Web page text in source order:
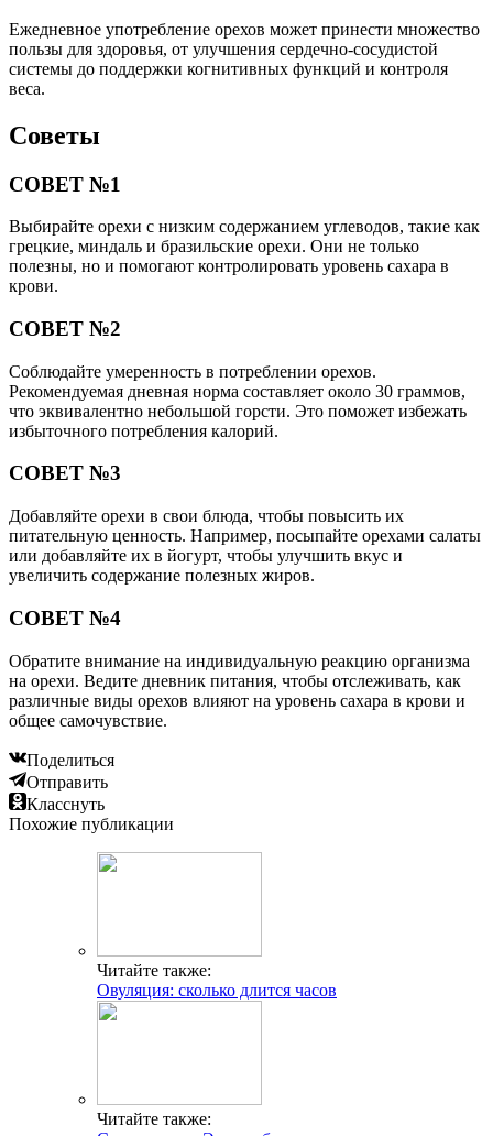
Ежедневное употребление орехов может принести множество
пользы для здоровья, от улучшения сердечно-сосудистой
системы до поддержки когнитивных функций и контроля
веса.
Советы
СОВЕТ №1
Выбирайте орехи с низким содержанием углеводов, такие как
грецкие, миндаль и бразильские орехи. Они не только
полезны, но и помогают контролировать уровень сахара в
крови.
СОВЕТ №2
Соблюдайте умеренность в потреблении орехов.
Рекомендуемая дневная норма составляет около 30 граммов,
что эквивалентно небольшой горсти. Это поможет избежать
избыточного потребления калорий.
СОВЕТ №3
Добавляйте орехи в свои блюда, чтобы повысить их
питательную ценность. Например, посыпайте орехами салаты
или добавляйте их в йогурт, чтобы улучшить вкус и
увеличить содержание полезных жиров.
СОВЕТ №4
Обратите внимание на индивидуальную реакцию организма
на орехи. Ведите дневник питания, чтобы отслеживать, как
различные виды орехов влияют на уровень сахара в крови и
общее самочувствие.
Поделиться
Отправить
Класснуть
Похожие публикации
Читайте также:
Овуляция: сколько длится часов
Читайте также: